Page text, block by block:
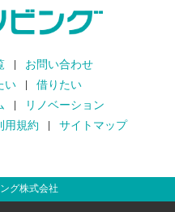
お問い合わせ
い
借りたい
リノベーション
用規約 サイトマップ
グ株式会社